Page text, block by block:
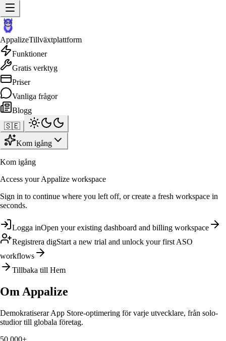
AppalizeTillväxtplattform
Funktioner
Gratis verktyg
Priser
Vanliga frågor
Blogg
🇸🇪
Kom igång
Kom igång
Access your Appalize workspace
Sign in to continue where you left off, or create a fresh workspace in
seconds.
Logga inOpen your existing dashboard and billing workspace
Registrera digStart a new trial and unlock your first ASO
workflows
Tillbaka till Hem
Om Appalize
Demokratiserar App Store-optimering för varje utvecklare, från solo-
studior till globala företag.
50 000+